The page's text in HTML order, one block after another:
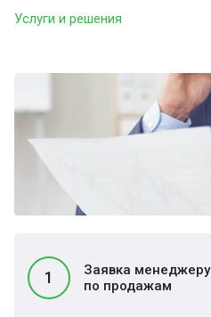
Услуги и решения
1
Заявка менеджеру
по продажам